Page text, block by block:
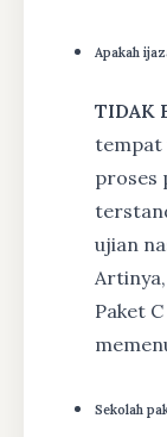
Apakah
TIDAK
tempat
proses
ujian
Paket
Sekolah